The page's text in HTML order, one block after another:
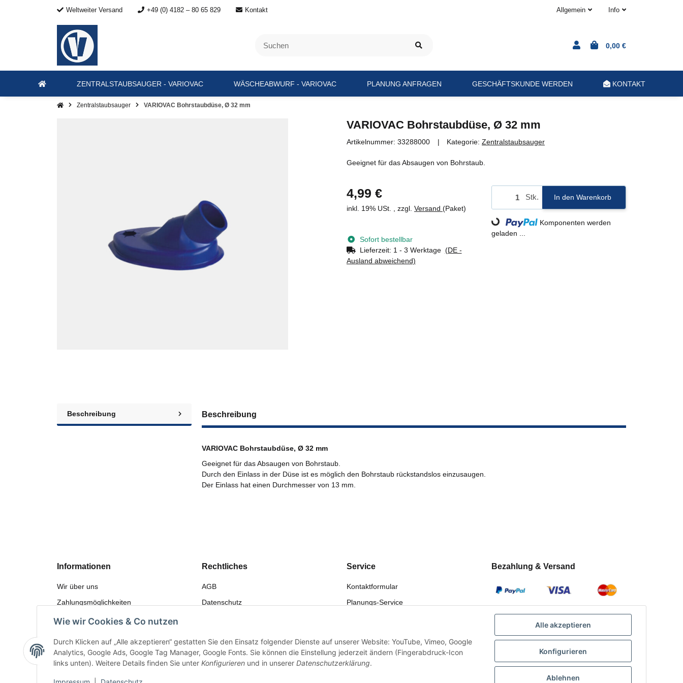
Weltweiter Versand +49 (0) 4182 – 80 65 829 Kontakt Allgemein Info
0,00 €
ZENTRALSTAUBSAUGER - VARIOVAC WÄSCHEABWURF - VARIOVAC PLANUNG ANFRAGEN GESCHÄFTSKUNDE WERDEN KONTAKT
Zentralstaubsauger VARIOVAC Bohrstaubdüse, Ø 32 mm
VARIOVAC Bohrstaubdüse, Ø 32 mm
Artikelnummer: 33288000 Kategorie: Zentralstaubsauger
Geeignet für das Absaugen von Bohrstaub.
4,99 €
inkl. 19% USt. , zzgl. Versand (Paket)
Sofort bestellbar
Lieferzeit: 1 - 3 Werktage (DE -
Ausland abweichend)
Stk. In den Warenkorb
Loading...
Komponenten werden
geladen ...
Beschreibung Beschreibung
VARIOVAC Bohrstaubdüse, Ø 32 mm
Geeignet für das Absaugen von Bohrstaub.
Durch den Einlass in der Düse ist es möglich den Bohrstaub rückstandslos einzusaugen.
Der Einlass hat einen Durchmesser von 13 mm.
Informationen
Wir über uns
Zahlungsmöglichkeiten
Versandinformationen
Bewerten
Rechtliches
AGB
Datenschutz
Impressum
Service
Kontaktformular
Planungs-Service
Retouren-Service
Bezahlung & Versand
Wie wir Cookies & Co nutzen
Durch Klicken auf „Alle akzeptieren“ gestatten Sie den Einsatz folgender Dienste auf unserer Website: YouTube, Vimeo, Google
Analytics, Google Ads, Google Tag Manager, Google Fonts. Sie können die Einstellung jederzeit ändern (Fingerabdruck-Icon
links unten). Weitere Details finden Sie unter Konfigurieren und in unserer Datenschutzerklärung.
Alle akzeptieren
Konfigurieren
Ablehnen